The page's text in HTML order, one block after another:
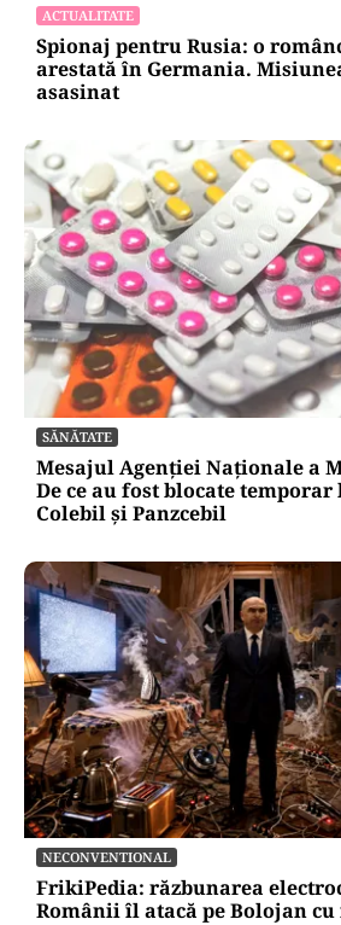
ACTUALITATE
Spionaj pentru Rusia: o
arestată în Germania.
asasinat
SĂNĂTATE
Mesajul Agenției Naționale a
De ce au fost blocate
Colebil și Panzcebil
NECONVENTIONAL
FrikiPedia: răzbunarea
Românii îl atacă pe Bolojan